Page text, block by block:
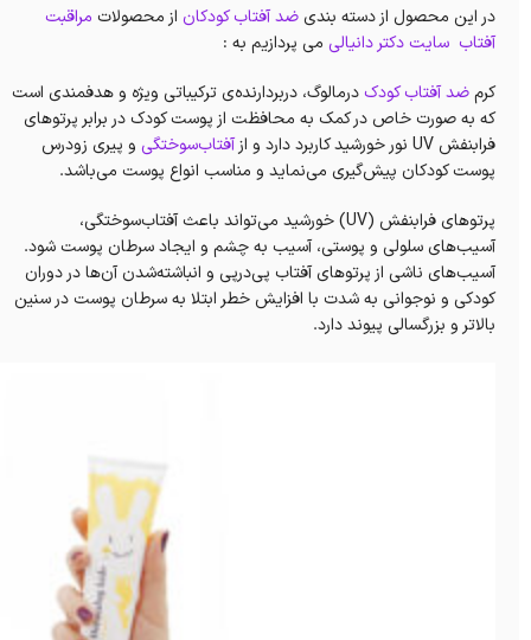
در این محصول از دسته بندیضد آفتاب کودکان از محصولات مراقبت
آفتاب سایت دکتر دانیالی می پردازیم به :
کرمضد آفتاب کودک درمالوگ، دربردارنده‌ی ترکیباتی ویژه و هدفمندی است
که به صورت خاص در کمک به محافظت از پوست کودک در برابر پرتوهای
فرابنفش UV نور خورشید کاربرد دارد و از
آفتاب‌سوختگی و پیری زودرس
پوست کودکان پیش‌گیری می‌نماید و مناسب انواع پوست می‌باشد.
پرتوهای فرابنفش (UV) خورشید می‌تواند باعث آفتاب‌سوختگی،
آسیب‌های سلولی و پوستی، آسیب به چشم و ایجاد سرطان پوست شود.
آسیب‌های ناشی از پرتوهای آفتاب پی‌درپی و انباشته‌شدن آن‌ها در دوران
کودکی و نوجوانی به شدت با افزایش خطر ابتلا به سرطان پوست در سنین
بالاتر و بزرگسالی پیوند دارد.